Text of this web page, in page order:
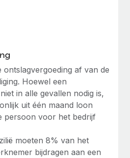
ontslagvergoeding af van de
Hoewel een
in alle gevallen nodig is,
uit één maand loon
persoon voor het bedrijf
moeten 8% van het
bijdragen aan een